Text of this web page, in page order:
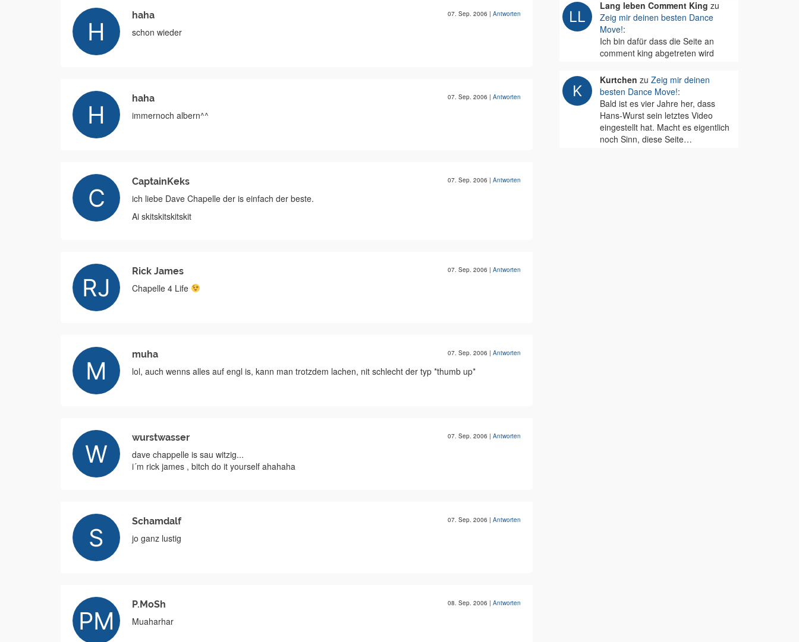
haha 07. Sep. 2006 | Antworten
schon wieder
haha 07. Sep. 2006 | Antworten
immernoch albern^^
CaptainKeks 07. Sep. 2006 | Antworten
ich liebe Dave Chapelle der is einfach der beste.
Ai skitskitskitskit
Rick James 07. Sep. 2006 | Antworten
Chapelle 4 Life
muha 07. Sep. 2006 | Antworten
lol, auch wenns alles auf engl is, kann man trotzdem lachen, nit schlecht der typ *thumb up*
wurstwasser 07. Sep. 2006 | Antworten
dave chappelle is sau witzig...
i´m rick james , bitch do it yourself ahahaha
Schamdalf 07. Sep. 2006 | Antworten
jo ganz lustig
P.MoSh 08. Sep. 2006 | Antworten
Muaharhar
Lang leben Comment King zu
Zeig mir deinen besten Dance
Move!:
Ich bin dafür dass die Seite an
comment king abgetreten wird
Kurtchen zu Zeig mir deinen
besten Dance Move!:
Bald ist es vier Jahre her, dass
Hans-Wurst sein letztes Video
eingestellt hat. Macht es eigentlich
noch Sinn, diese Seite…